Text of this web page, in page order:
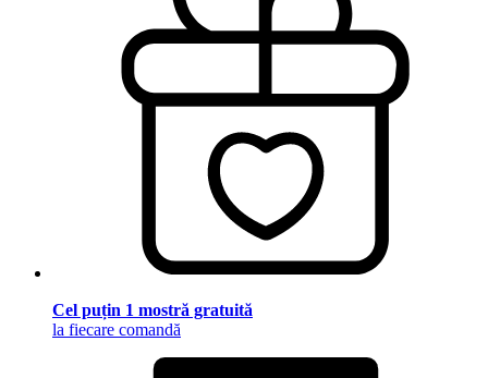
Cel puțin 1 mostră gratuită
la fiecare comandă